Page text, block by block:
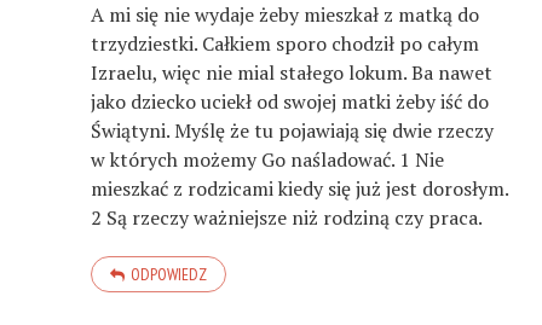
A mi się nie wydaje żeby mieszkał z matką do
trzydziestki. Całkiem sporo chodził po całym
Izraelu, więc nie mial stałego lokum. Ba nawet
jako dziecko uciekł od swojej matki żeby iść do
Świątyni. Myślę że tu pojawiają się dwie rzeczy
w których możemy Go naśladować. 1 Nie
mieszkać z rodzicami kiedy się już jest dorosłym.
2 Są rzeczy ważniejsze niż rodziną czy praca.
ODPOWIEDZ